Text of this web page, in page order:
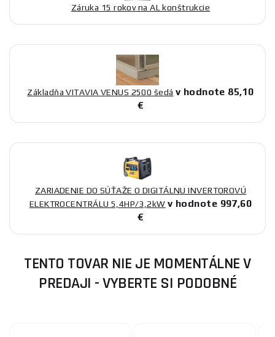
Záruka 15 rokov na AL konštrukcie
Základňa VITAVIA VENUS 2500 šedá v hodnote 85,10
€
ZARIADENIE DO SÚŤAŽE O DIGITÁLNU INVERTOROVÚ
ELEKTROCENTRÁLU 5,4HP/3,2kW v hodnote 997,60
€
TENTO TOVAR NIE JE MOMENTÁLNE V
PREDAJI - VYBERTE SI PODOBNÉ